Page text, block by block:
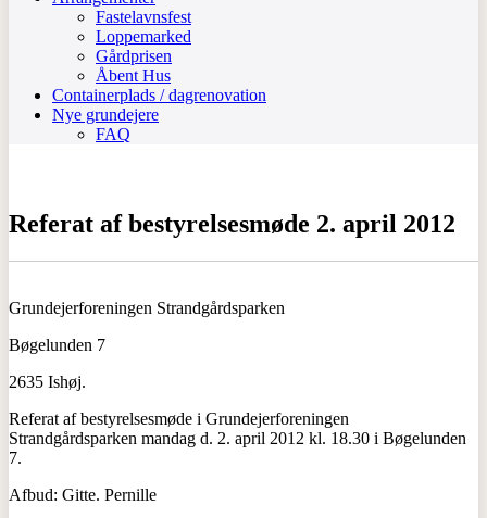
Fastelavnsfest
Loppemarked
Gårdprisen
Åbent Hus
Containerplads / dagrenovation
Nye grundejere
FAQ
Referat af bestyrelsesmøde 2. april 2012
Grundejerforeningen Strandgårdsparken
Bøgelunden 7
2635 Ishøj.
Referat af bestyrelsesmøde i Grundejerforeningen
Strandgårdsparken mandag d. 2. april 2012 kl. 18.30 i Bøgelunden
7.
Afbud: Gitte. Pernille